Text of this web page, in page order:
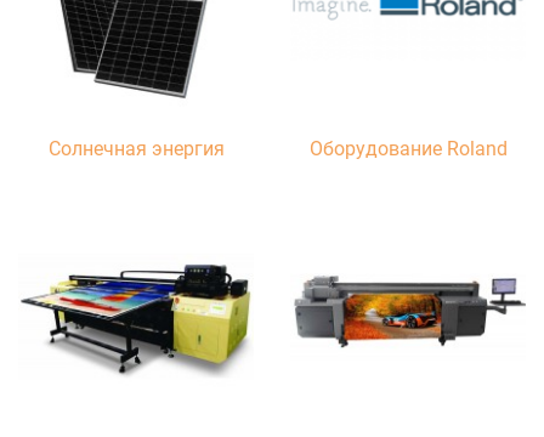
Солнечная энергия Оборудование Roland